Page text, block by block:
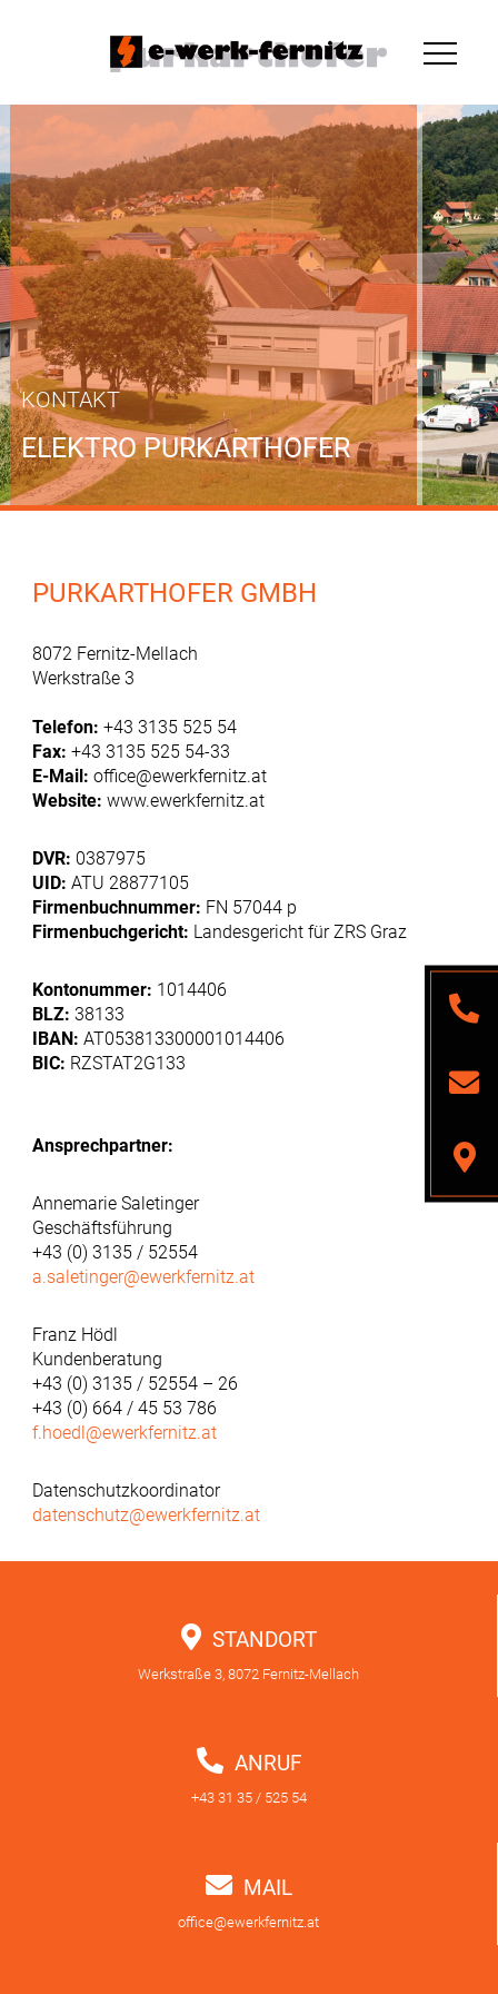
KONTAKT
ELEKTRO PURKARTHOFER
PURKARTHOFER GMBH
8072 Fernitz-Mellach
Werkstraße 3
Telefon: +43 3135 525 54
Fax: +43 3135 525 54-33
E-Mail: office@ewerkfernitz.at
Website: www.ewerkfernitz.at
DVR: 0387975
UID: ATU 28877105
Firmenbuchnummer: FN 57044 p
Firmenbuchgericht: Landesgericht für ZRS Graz
Kontonummer: 1014406
BLZ: 38133
IBAN: AT053813300001014406
BIC: RZSTAT2G133
Ansprechpartner:
Annemarie Saletinger
Geschäftsführung
+43 (0) 3135 / 52554
a.saletinger@ewerkfernitz.at
Franz Hödl
Kundenberatung
+43 (0) 3135 / 52554 – 26
+43 (0) 664 / 45 53 786
f.hoedl@ewerkfernitz.at
Datenschutzkoordinator
datenschutz@ewerkfernitz.at
STANDORT
Werkstraße 3, 8072 Fernitz-Mellach
ANRUF
+43 31 35 / 525 54
MAIL
office@ewerkfernitz.at